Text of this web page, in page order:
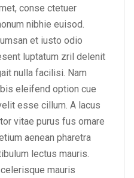
conse ctetuer
nibhie euisod.
et iusto odio
luptatum zril delenit
nulla facilisi. Nam
eleifend option cue
esse cillum. A lacus
vitae purus fus ornare
aenean pharetra
lectus mauris.
mauris